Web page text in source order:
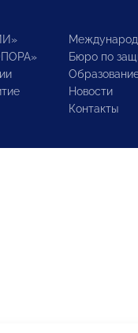
Бюро по
Новости
Контакты